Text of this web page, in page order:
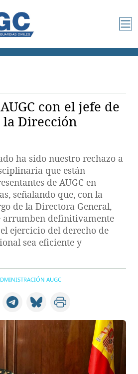
con el jefe de
la Dirección
ha sido nuestro rechazo a
que están
de AUGC en
señalando que, con la
de la Directora General,
arrumben definitivamente
ejercicio del derecho de
sea eficiente y
AUGC